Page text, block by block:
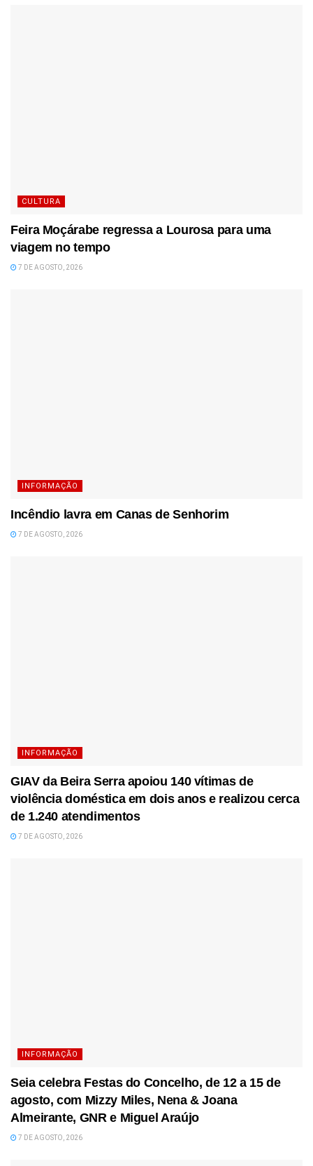
CULTURA
Feira Moçárabe regressa a Lourosa para uma
viagem no tempo
7 DE AGOSTO, 2026
INFORMAÇÃO
Incêndio lavra em Canas de Senhorim
7 DE AGOSTO, 2026
INFORMAÇÃO
GIAV da Beira Serra apoiou 140 vítimas de
violência doméstica em dois anos e realizou cerca
de 1.240 atendimentos
7 DE AGOSTO, 2026
INFORMAÇÃO
Seia celebra Festas do Concelho, de 12 a 15 de
agosto, com Mizzy Miles, Nena & Joana
Almeirante, GNR e Miguel Araújo
7 DE AGOSTO, 2026